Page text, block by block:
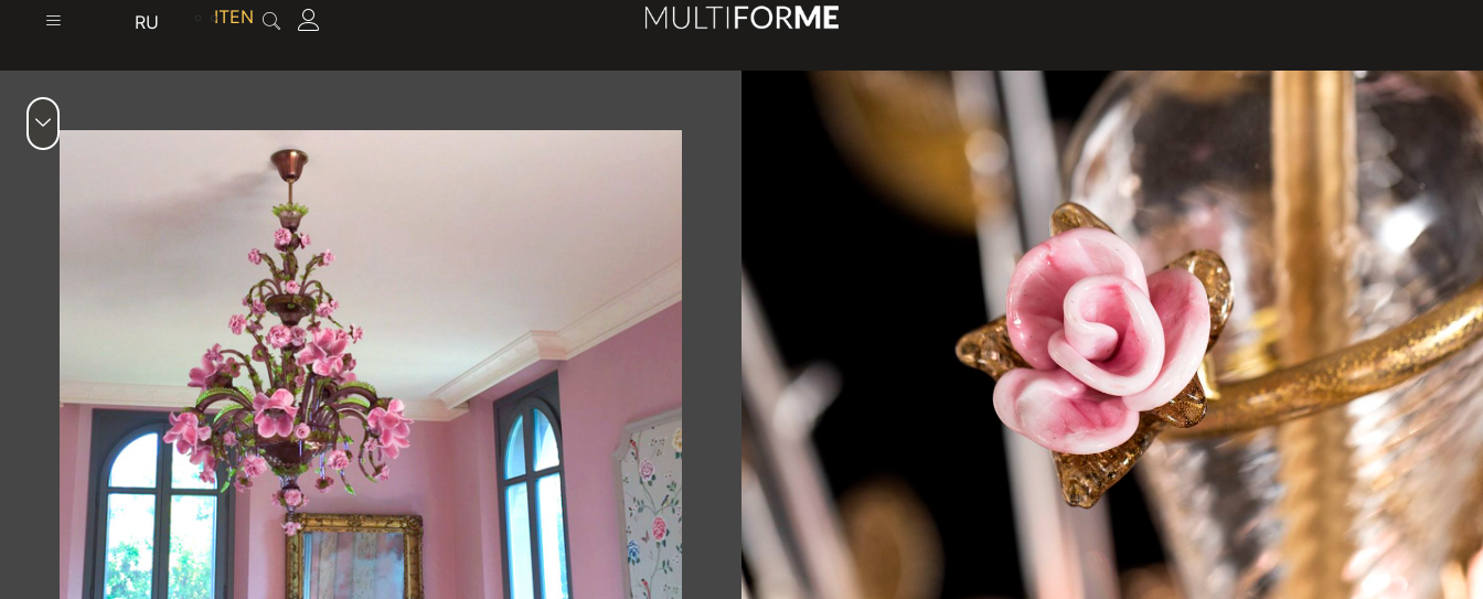
содержимому RU ITEN